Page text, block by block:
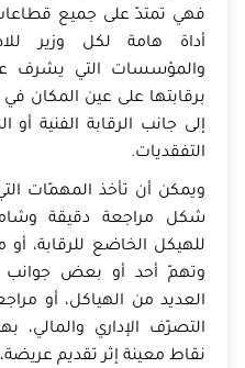
فهي تمتدّ على جميع
أداة هامة لكل وزير
والمؤسسات التي يشرف
برقابتها على عين المكان
إلى جانب الرقابة الفنية
التفقديات.
ويمكن أن تأخذ المهمّات
شكل مراجعة دقيقة
للهيكل الخاضع للرقابة،
وتهمّ أحد أو بعض جوانب
العديد من الهياكل، أو
التصرّف الإداري والمالي،
نقاط معينة إثر تقديم عريضة،